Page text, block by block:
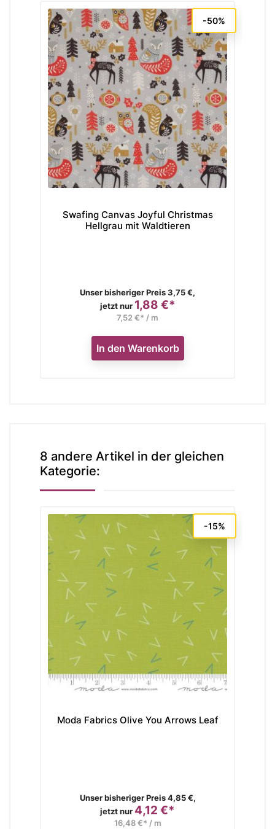
Swafing Canvas Joyful Christmas
Hellgrau mit Waldtieren
Verkaufspreis
Unser bisheriger Preis 3,75 €,
jetzt nur
-50%
Preis
1,88 €*
7,52 €* / m
In den Warenkorb
8 andere Artikel in der gleichen
Kategorie:
Moda Fabrics Olive You Arrows Leaf
Verkaufspreis
Unser bisheriger Preis 4,85 €,
jetzt nur
-15%
Preis
4,12 €*
16,48 €* / m